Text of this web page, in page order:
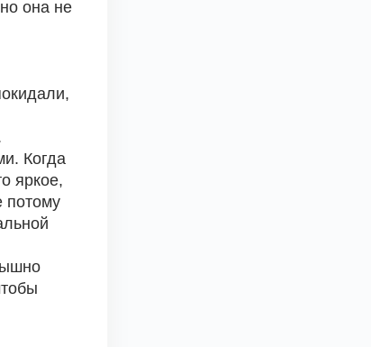
она не
Когда
яркое,
потому